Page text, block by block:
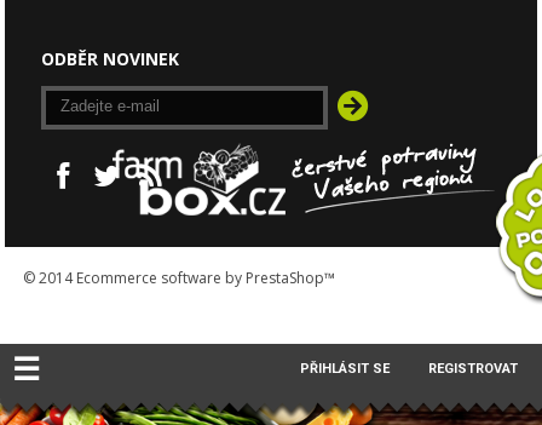
© 2014Ecommerce software by PrestaShop™
ODBĚR NOVINEK
☰ PŘIHLÁSIT SE REGISTROVAT